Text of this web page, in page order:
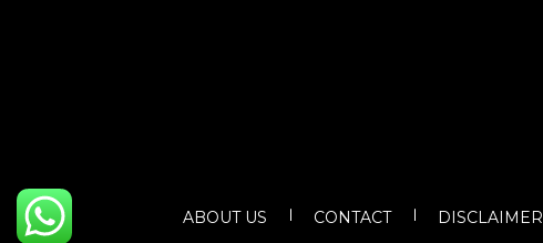
ABOUT US CONTACT DISCLAIMER